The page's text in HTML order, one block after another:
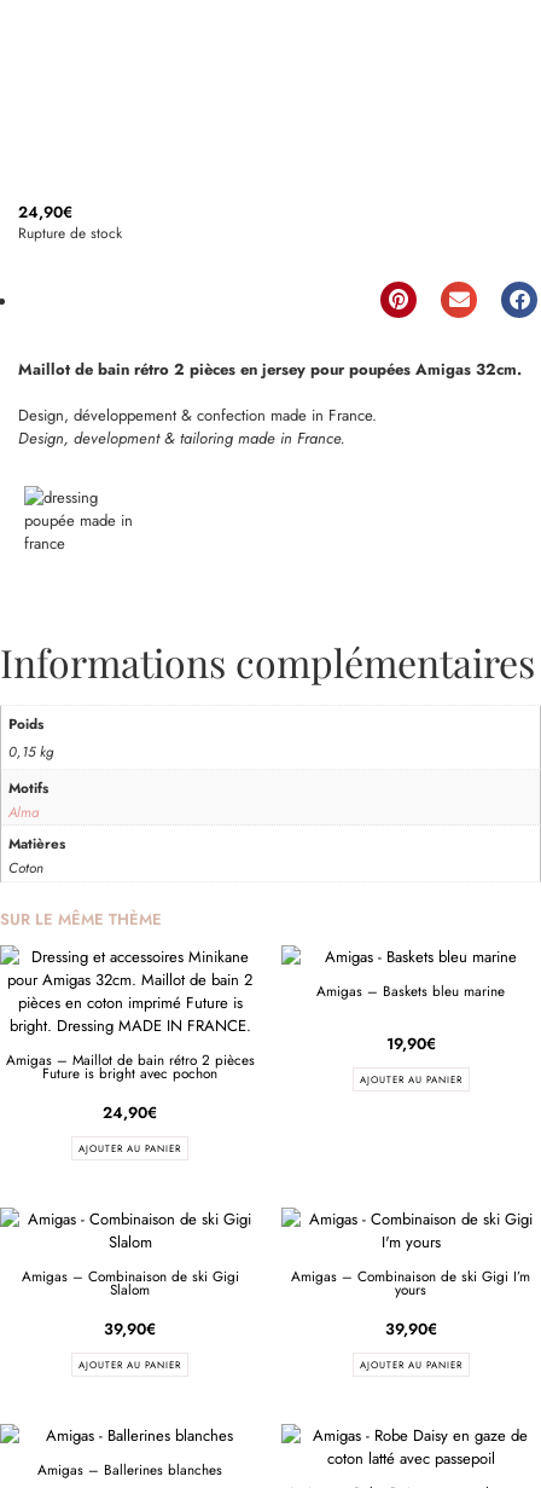
24,90€
Rupture de stock
Maillot de bain rétro 2 pièces en jersey pour poupées Amigas 32cm.
Design, développement & confection made in France.
Design, development & tailoring made in France.
Informations complémentaires
Poids
0,15 kg
Motifs
Alma
Matières
Coton
SUR LE MÊME THÈME
Amigas – Maillot de bain rétro 2 pièces
Future is bright avec pochon
24,90€
AJOUTER AU PANIER
Amigas – Baskets bleu marine
19,90€
AJOUTER AU PANIER
Amigas – Combinaison de ski Gigi
Slalom
39,90€
AJOUTER AU PANIER
Amigas – Combinaison de ski Gigi I’m
yours
39,90€
AJOUTER AU PANIER
Amigas – Ballerines blanches